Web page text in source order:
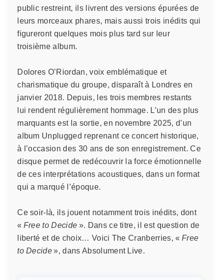
public restreint, ils livrent des versions épurées de
leurs morceaux phares, mais aussi trois inédits qui
figureront quelques mois plus tard sur leur
troisième album.
Dolores O’Riordan, voix emblématique et
charismatique du groupe, disparaît à Londres en
janvier 2018. Depuis, les trois membres restants
lui rendent régulièrement hommage. L’un des plus
marquants est la sortie, en novembre 2025, d’un
album Unplugged reprenant ce concert historique,
à l’occasion des 30 ans de son enregistrement. Ce
disque permet de redécouvrir la force émotionnelle
de ces interprétations acoustiques, dans un format
qui a marqué l’époque.
Ce soir-là, ils jouent notamment trois inédits, dont
« Free to Decide ». Dans ce titre, il est question de
liberté et de choix… Voici The Cranberries, « Free
to Decide», dans Absolument Live.